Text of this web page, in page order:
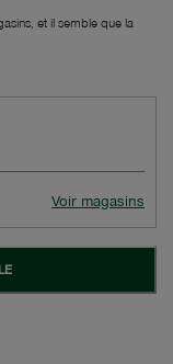
et il semble que la
Voir magasins